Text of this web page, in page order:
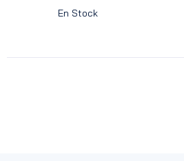
En Stock